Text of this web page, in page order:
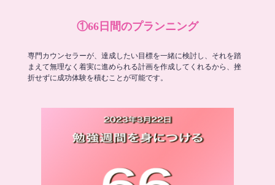
①66日間のプランニング
専門カウンセラーが、達成したい目標を一緒に検討し、それを踏
まえて無理なく着実に進められる計画を作成してくれるから、挫
折せずに成功体験を積むことが可能です。